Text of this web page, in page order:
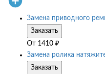
Замена приводного
Заказать
От 1410 ₽
Замена ролика
Заказать